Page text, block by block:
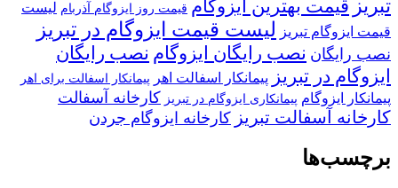
تبریز قیمت بهترین ایزوگام قیمت روز ایزوگام آذربام لیست
قیمت ایزوگام تبریز لیست قیمت ایزوگام در تبریز
نصب رایگان نصب رایگان ایزوگام نصب رایگان
ایزوگام در تبریز پیمانکار اسفالت اهر پیمانکار اسفالت برای اهر
پیمانکار ایزوگام پیمانکاری ایزوگام در تبریز کارخانه آسفالت
کارخانه آسفالت تبریز کارخانه ایزوگام جردن
برچسب‌ها